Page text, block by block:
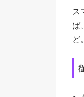
ス
ば
ど